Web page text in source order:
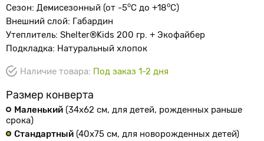
Сезон: Демисезонный (от -5оС до +18oС)
Внешний слой: Габардин
Утеплитель: Shelter®Kids 200 гр. + Экофайбер
Подкладка: Натуральный хлопок
Наличие товара: Под заказ 1-2 дня
Размер конверта
Маленький (34х62 см, для детей, рожденных раньше
срока)
Стандартный (40х75 см, для новорожденных детей)